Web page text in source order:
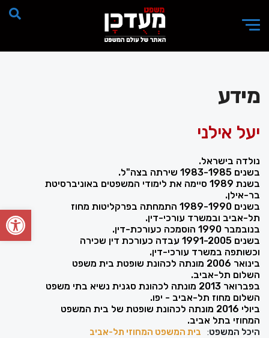
פתח
מידע
יעל אילני
נולדה בישראל.
בשנים 1983-1985 שירתה בצה"ל.
בשנת 1989 סיימה את לימודי המשפטים באוניברסיטת
בר-אילן.
בשנים 1989-1990 התמחתה בפרקליטות מחוז
תל-אביב ובמשרד עורכי-דין.
בנובמבר 1990 הוסמכה כעורכת-דין.
בשנים 1991-2005 עבדה כעורכת דין שכירה
וכשותפה במשרד עורכי-דין.
בינואר 2006 מונתה לכהונת שופטת בית משפט
השלום תל-אביב.
בפברואר 2013 מונתה לכהונת סגנית נשיא בתי משפט
השלום מחוז תל-אביב - יפו.
ביולי 2016 מונתה לכהונת שופטת של בית המשפט
המחוזי בתל אביב.
היכל המשפט:
בית המשפט המחוזי תל-אביב